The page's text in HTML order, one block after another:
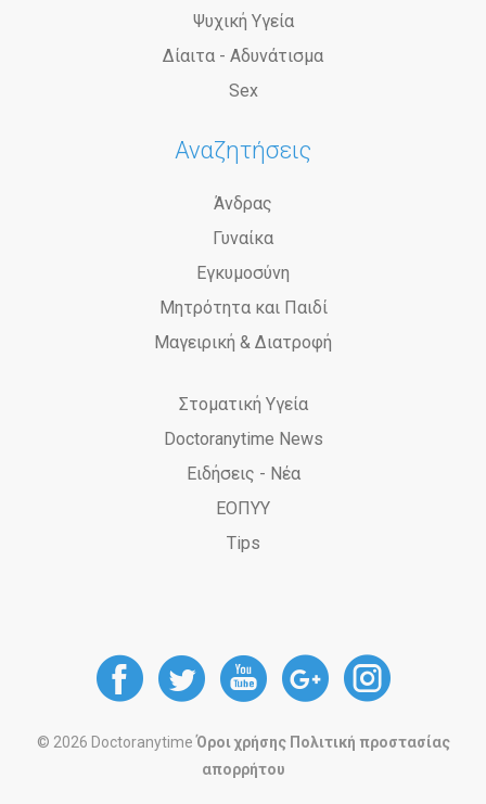
Ψυχική Υγεία
Δίαιτα - Αδυνάτισμα
Sex
Αναζητήσεις
Άνδρας
Γυναίκα
Εγκυμοσύνη
Μητρότητα και Παιδί
Μαγειρική & Διατροφή
Στοματική Υγεία
Doctoranytime News
Ειδήσεις - Νέα
ΕΟΠΥΥ
Tips
DoctorAnyTime
at
DoctorAnyTime
at at at at
© 2026 DoctoranytimeΌροι χρήσης Πολιτική προστασίας
απορρήτου